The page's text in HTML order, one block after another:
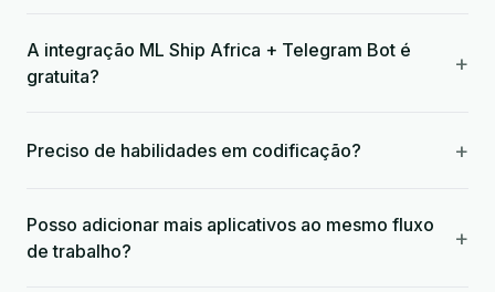
A integração ML Ship Africa + Telegram Bot é
gratuita?
+
Preciso de habilidades em codificação? +
Posso adicionar mais aplicativos ao mesmo fluxo
de trabalho?
+